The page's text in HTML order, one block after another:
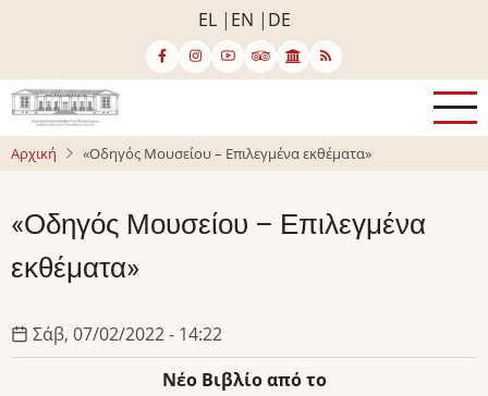
κυρίως
περιεχόμενο
EL EN DE
Αρχική «Οδηγός Μουσείου – Επιλεγμένα εκθέματα»
«Οδηγός Μουσείου – Επιλεγμένα
εκθέματα»
Σάβ, 07/02/2022 - 14:22
Νέο Βιβλίο από το